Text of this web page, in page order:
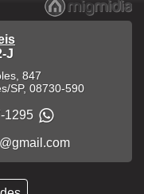
J
847
/SP, 08730-590
1295